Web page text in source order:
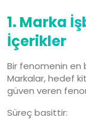
1. Marka
İçerikler
Bir fenomenin en
Markalar, hedef
güven veren
Süreç basittir: